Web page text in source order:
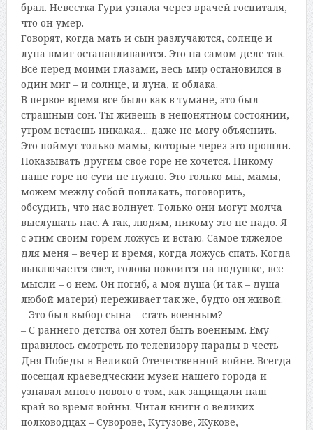
брал. Невестка Гури узнала через врачей госпиталя,
что он умер.
Говорят, когда мать и сын разлучаются, солнце и
луна вмиг останавливаются. Это на самом деле так.
Всё перед моими глазами, весь мир остановился в
один миг – и солнце, и луна, и облака.
В первое время все было как в тумане, это был
страшный сон. Ты живешь в непонятном состоянии,
утром встаешь никакая… даже не могу объяснить.
Это поймут только мамы, которые через это прошли.
Показывать другим свое горе не хочется. Никому
наше горе по сути не нужно. Это только мы, мамы,
можем между собой поплакать, поговорить,
обсудить, что нас волнует. Только они могут молча
выслушать нас. А так, людям, никому это не надо. Я
с этим своим горем ложусь и встаю. Самое тяжелое
для меня – вечер и время, когда ложусь спать. Когда
выключается свет, голова покоится на подушке, все
мысли – о нем. Он погиб, а моя душа (и так – душа
любой матери) переживает так же, будто он живой.
– Это был выбор сына – стать военным?
– С раннего детства он хотел быть военным. Ему
нравилось смотреть по телевизору парады в честь
Дня Победы в Великой Отечественной войне. Всегда
посещал краеведческий музей нашего города и
узнавал много нового о том, как защищали наш
край во время войны. Читал книги о великих
полководцах – Суворове, Кутузове, Жукове,